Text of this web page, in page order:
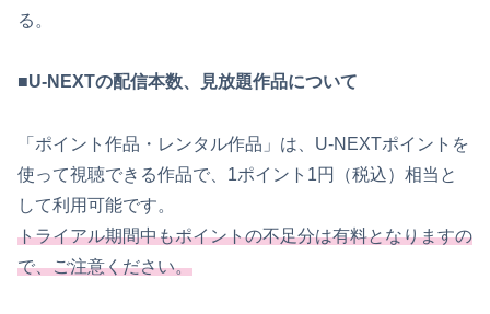
る。
■U-NEXTの配信本数、見放題作品について
「ポイント作品・レンタル作品」は、U-NEXTポイントを
使って視聴できる作品で、1ポイント1円（税込）相当と
して利用可能です。
トライアル期間中もポイントの不足分は有料となりますの
で、ご注意ください。